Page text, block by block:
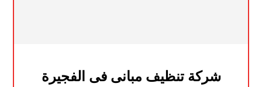
شركة تنظيف مبانى فى الفجيرة